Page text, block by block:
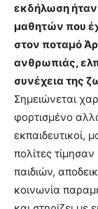
εκδήλωση
μαθητών που
στον ποταμό
ανθρωπιάς,
συνέχεια της
Σημειώνεται
φορτισμένο
εκπαιδευτικοί,
πολίτες
παιδιών,
κοινωνία